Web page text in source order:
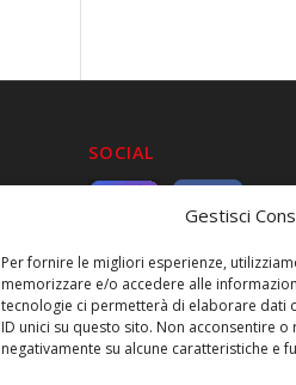
Gestisci
Per fornire le migliori esperienze,
memorizzare e/o accedere alle
tecnologie ci permetterà di elaborare dati
ID unici su questo sito. Non acconsentire
negativamente su alcune caratteristiche e
SOCIAL